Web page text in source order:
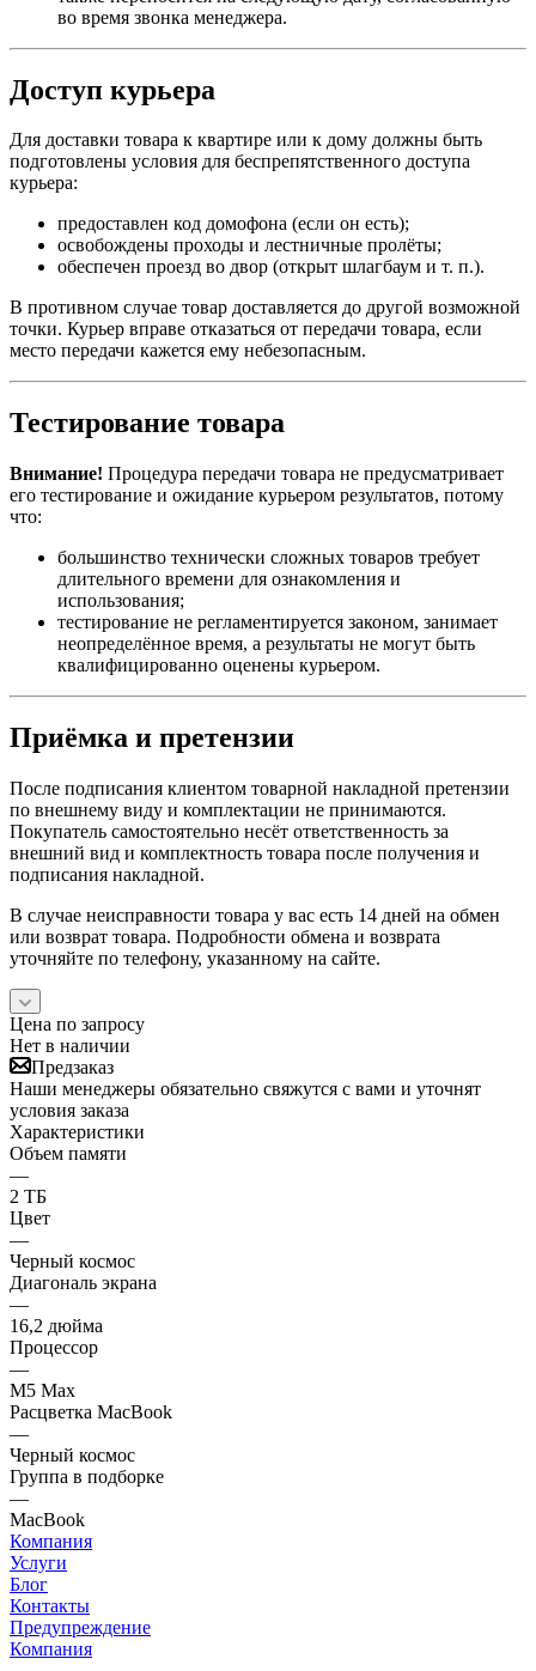
во время звонка менеджера.
Доступ курьера
Для доставки товара к квартире или к дому должны быть
подготовлены условия для беспрепятственного доступа
курьера:
предоставлен код домофона (если он есть);
освобождены проходы и лестничные пролёты;
обеспечен проезд во двор (открыт шлагбаум и т. п.).
В противном случае товар доставляется до другой возможной
точки. Курьер вправе отказаться от передачи товара, если
место передачи кажется ему небезопасным.
Тестирование товара
Внимание! Процедура передачи товара не предусматривает
его тестирование и ожидание курьером результатов, потому
что:
большинство технически сложных товаров требует
длительного времени для ознакомления и
использования;
тестирование не регламентируется законом, занимает
неопределённое время, а результаты не могут быть
квалифицированно оценены курьером.
Приёмка и претензии
После подписания клиентом товарной накладной претензии
по внешнему виду и комплектации не принимаются.
Покупатель самостоятельно несёт ответственность за
внешний вид и комплектность товара после получения и
подписания накладной.
В случае неисправности товара у вас есть 14 дней на обмен
или возврат товара. Подробности обмена и возврата
уточняйте по телефону, указанному на сайте.
Цена по запросу
Нет в наличии
Предзаказ
Наши менеджеры обязательно свяжутся с вами и уточнят
условия заказа
Характеристики
Объем памяти
—
2 ТБ
Цвет
—
Черный космос
Диагональ экрана
—
16,2 дюйма
Процессор
—
M5 Max
Расцветка MacBook
—
Черный космос
Группа в подборке
—
MacBook
Компания
Услуги
Блог
Контакты
Предупреждение
Компания